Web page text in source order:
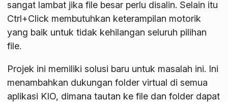
sangat lambat jika file besar perlu disalin. Selain itu
Ctrl+Click membutuhkan keterampilan motorik
yang baik untuk tidak kehilangan seluruh pilihan
file.
Projek ini memiliki solusi baru untuk masalah ini. Ini
menambahkan dukungan folder virtual di semua
aplikasi KIO, dimana tautan ke file dan folder dapat